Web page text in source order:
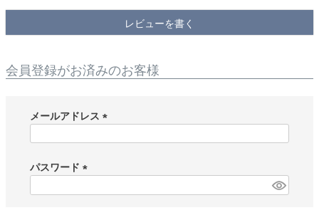
レビューを書く
会員登録がお済みのお客様
メールアドレス
)
パスワード